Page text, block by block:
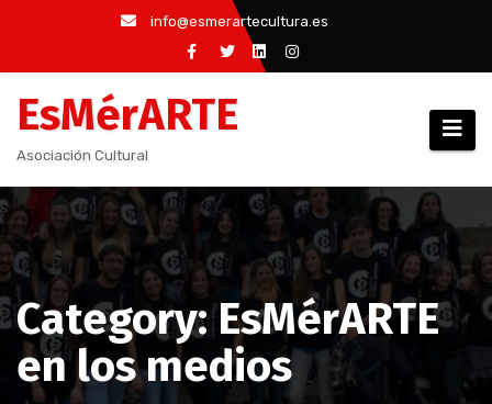
contenido
info@esmerartecultura.es
EsMérARTE
Asociación Cultural
Category: EsMérARTE
en los medios